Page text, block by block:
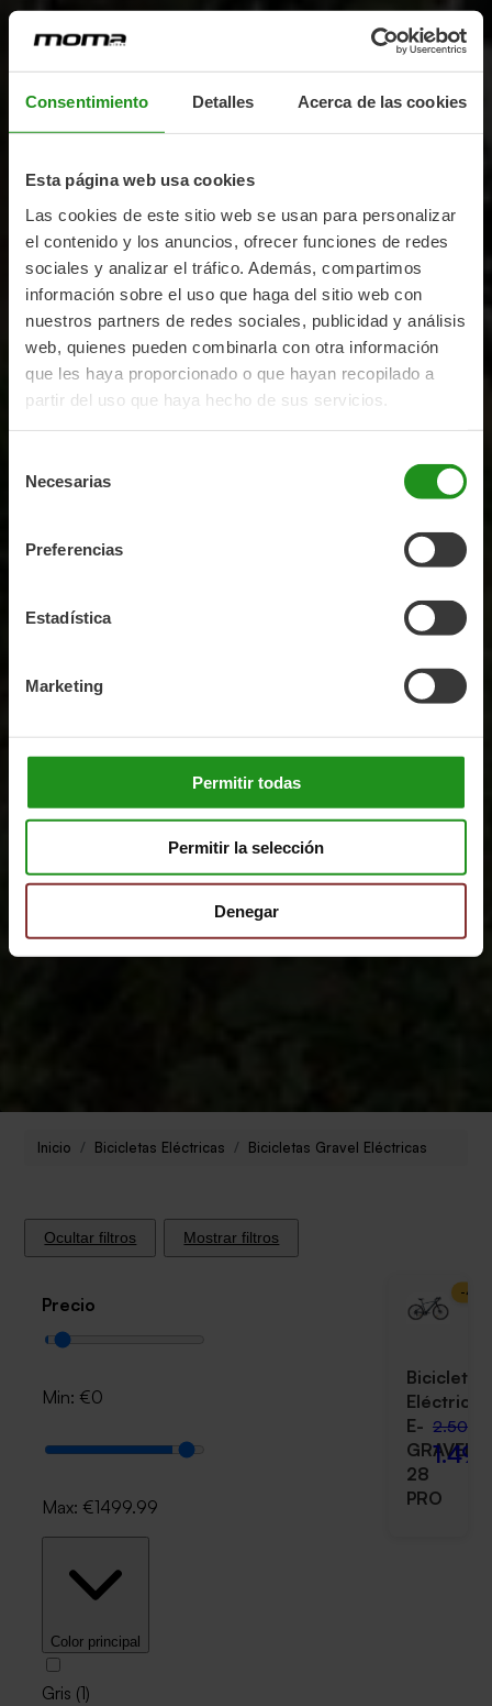
Consentimiento Detalles Acerca de las cookies
Esta página web usa cookies
Las cookies de este sitio web se usan para personalizar
el contenido y los anuncios, ofrecer funciones de redes
sociales y analizar el tráfico. Además, compartimos
información sobre el uso que haga del sitio web con
nuestros partners de redes sociales, publicidad y análisis
web, quienes pueden combinarla con otra información
que les haya proporcionado o que hayan recopilado a
partir del uso que haya hecho de sus servicios.
Necesarias
Preferencias
Estadística
Marketing
Permitir todas
Permitir la selección
Denegar
Eléctricas
Las bicicletas eléctricas de gravel son el aliado de los
Inicio Bicicletas Eléctricas Bicicletas Gravel Eléctricas
Ocultar filtros Mostrar filtros
Precio
Min: €0
Max: €1499.99
Color principal
Gris (1)
-40
Bicicleta
Eléctrica
E-
GRAVEL
28
PRO